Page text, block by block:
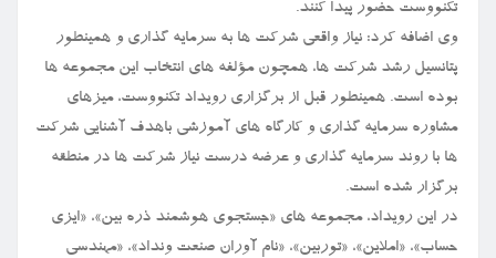
تکنووست حضور پیدا کنند.
وی اضافه کرد: نیاز واقعی شرکت ها به سرمایه گذاری و همینطور
پتانسیل رشد شرکت ها، همچون مؤلفه های انتخاب این مجموعه ها
بوده است. همینطور قبل از برگزاری رویداد تکنووست، میزهای
مشاوره سرمایه گذاری و کارگاه های آموزشی باهدف آشنایی شرکت
ها با روند سرمایه گذاری و عرضه درست نیاز شرکت ها در منطقه
برگزار شده است.
در این رویداد، مجموعه های «جستجوی هوشمند ذره بین»، «ایزی
حساب»، «املاین»، «توربین»، «نام آوران صنعت ونداد»، «مهندسی